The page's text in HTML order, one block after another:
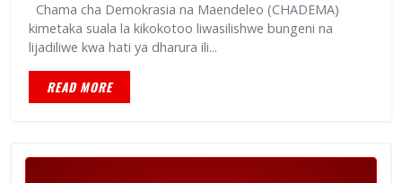
Chama cha Demokrasia na Maendeleo (CHADEMA)
kimetaka suala la kikokotoo liwasilishwe bungeni na
lijadiliwe kwa hati ya dharura ili...
READ MORE